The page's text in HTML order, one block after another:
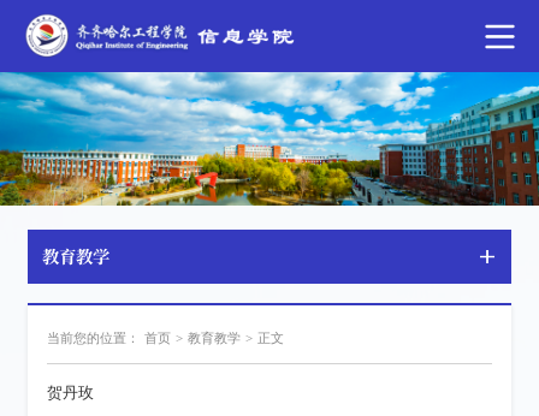
教育教学
当前您的位置： 首页 > 教育教学 > 正文
贺丹玫